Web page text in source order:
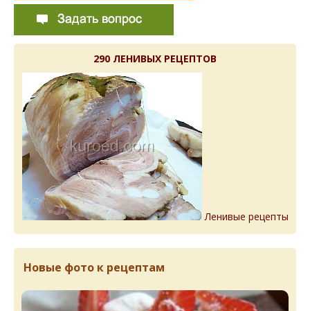
290 ЛЕНИВЫХ РЕЦЕПТОВ
Ленивые рецепты
Новые фото к рецептам